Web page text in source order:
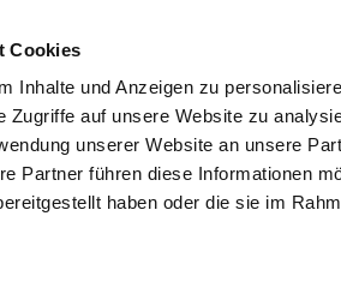
Cookies
Inhalte und Anzeigen zu
Zugriffe auf unsere Website zu
unserer Website an unsere
Partner führen diese Informationen
haben oder die sie im
SUCHEN TIPPS &